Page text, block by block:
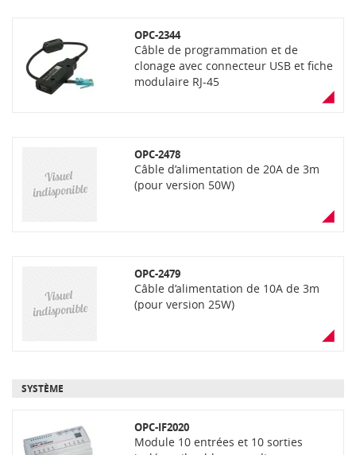
OPC-2344
Câble de programmation et de
clonage avec connecteur USB et fiche
modulaire RJ-45
OPC-2478
Câble d’alimentation de 20A de 3m
(pour version 50W)
OPC-2479
Câble d’alimentation de 10A de 3m
(pour version 25W)
SYSTÈME
OPC-IF2020
Module 10 entrées et 10 sorties